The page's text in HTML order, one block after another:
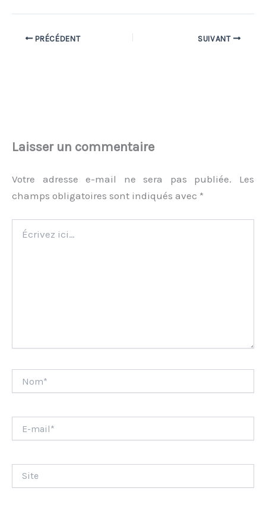
PRÉCÉDENT SUIVANT
Laisser un commentaire
Votre adresse e-mail ne sera pas publiée.
Les
champs obligatoires sont indiqués avec *
ici…
mail*